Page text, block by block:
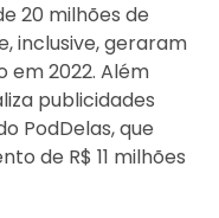
20 milhões de
inclusive, geraram
em 2022. Além
publicidades
PodDelas, que
de R$ 11 milhões